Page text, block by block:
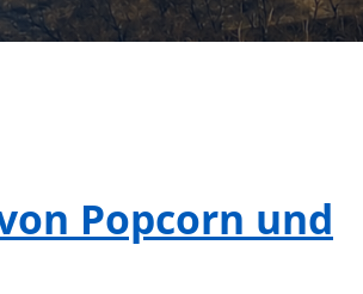
Popcorn und